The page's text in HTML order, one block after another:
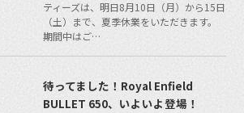
ティーズは、明日8月10日（月）から15日
（土）まで、夏季休業をいただきます。
期間中はご…
待ってました！Royal Enfield
BULLET 650、いよいよ登場！